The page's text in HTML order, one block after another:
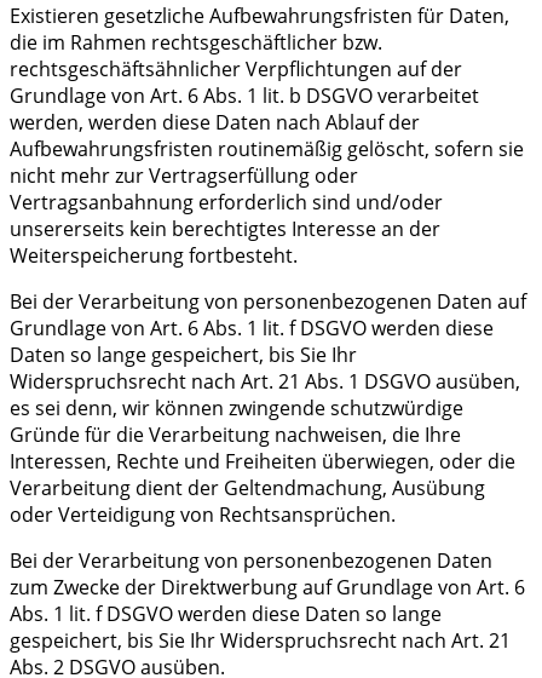
Existieren gesetzliche Aufbewahrungsfristen für Daten,
die im Rahmen rechtsgeschäftlicher bzw.
rechtsgeschäftsähnlicher Verpflichtungen auf der
Grundlage von Art. 6 Abs. 1 lit. b DSGVO verarbeitet
werden, werden diese Daten nach Ablauf der
Aufbewahrungsfristen routinemäßig gelöscht, sofern sie
nicht mehr zur Vertragserfüllung oder
Vertragsanbahnung erforderlich sind und/oder
unsererseits kein berechtigtes Interesse an der
Weiterspeicherung fortbesteht.
Bei der Verarbeitung von personenbezogenen Daten auf
Grundlage von Art. 6 Abs. 1 lit. f DSGVO werden diese
Daten so lange gespeichert, bis Sie Ihr
Widerspruchsrecht nach Art. 21 Abs. 1 DSGVO ausüben,
es sei denn, wir können zwingende schutzwürdige
Gründe für die Verarbeitung nachweisen, die Ihre
Interessen, Rechte und Freiheiten überwiegen, oder die
Verarbeitung dient der Geltendmachung, Ausübung
oder Verteidigung von Rechtsansprüchen.
Bei der Verarbeitung von personenbezogenen Daten
zum Zwecke der Direktwerbung auf Grundlage von Art. 6
Abs. 1 lit. f DSGVO werden diese Daten so lange
gespeichert, bis Sie Ihr Widerspruchsrecht nach Art. 21
Abs. 2 DSGVO ausüben.